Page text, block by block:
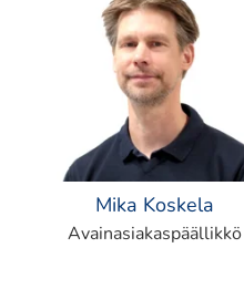
Mika Koskela
Avainasiakaspäällikkö